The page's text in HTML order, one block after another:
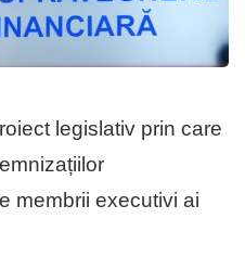
legislativ prin care
membrii executivi ai